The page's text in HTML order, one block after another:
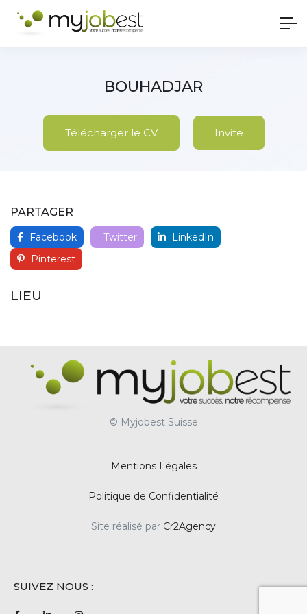
BOUHADJAR
Télécharger le CV Invite
PARTAGER
Facebook Twitter
LinkedIn
Pinterest
LIEU
© Myjobest Suisse
Mentions Légales
Politique de Confidentialité
Site réalisé par Cr2Agency
SUIVEZ NOUS :